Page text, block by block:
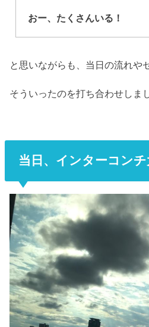
おー、たくさんいる！
と思いながらも、当日の流れや
そういったのを打ち合わせしま
当日、インターコン